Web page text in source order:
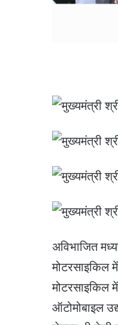
अविभाजित
मोटरसाइकिल
मोटरसाइकिल
ऑटोमोबाइल